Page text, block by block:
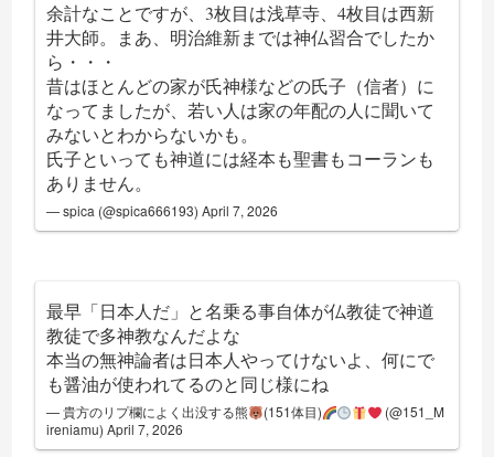
余計なことですが、3枚目は浅草寺、4枚目は西新
井大師。まあ、明治維新までは神仏習合でしたか
ら・・・
昔はほとんどの家が氏神様などの氏子（信者）に
なってましたが、若い人は家の年配の人に聞いて
みないとわからないかも。
氏子といっても神道には経本も聖書もコーランも
ありません。
— spica (@spica666193)April 7, 2026
最早「日本人だ」と名乗る事自体が仏教徒で神道
教徒で多神教なんだよな
本当の無神論者は日本人やってけないよ、何にで
も醤油が使われてるのと同じ様にね
— 貴方のリプ欄によく出没する熊 (151体目)
(@151_M
ireniamu)April 7, 2026